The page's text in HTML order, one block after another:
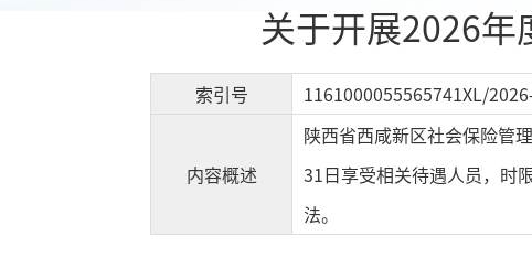
关于开展2026
索引号 1161000055565741XL/
内容概述
陕西省西咸新区社会保险管
31日享受相关待遇人员，时
法。